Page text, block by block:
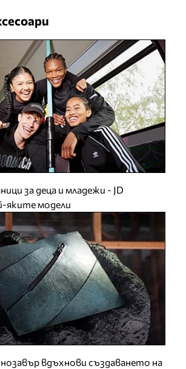
за деца и младежи - JD
яките модели
вдъхнови създаването на